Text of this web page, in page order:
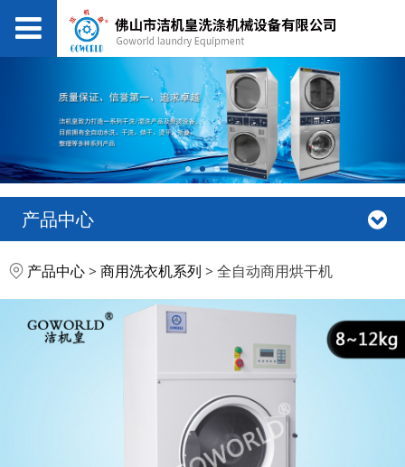
产品中心
全自动商用烘干机
产品中心>商用洗衣机系列 >全自动商用烘干机